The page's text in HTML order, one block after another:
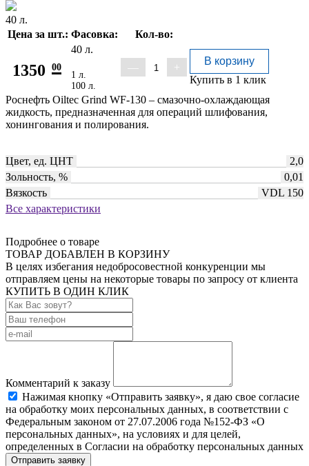
40 л.
Цена за шт.: Фасовка: Кол-во:
1350 00
40 л.
1 л.
100 л.
— +
В корзину
Купить в 1 клик
Роснефть Oiltec Grind WF-130 – смазочно-охлаждающая
жидкость, предназначенная для операций шлифования,
хонингования и полирования.
Цвет, ед. ЦНТ
2,0
Зольность, %
0,01
Вязкость
VDL 150
Все характеристики
Подробнее о товаре
ТОВАР ДОБАВЛЕН В КОРЗИНУ
В целях избегания недобросовестной конкуренции мы
отправляем цены на некоторые товары по запросу от клиента
КУПИТЬ В ОДИН КЛИК
Комментарий к заказу
Нажимая кнопку «Отправить заявку», я даю свое согласие
на обработку моих персональных данных, в соответствии с
Федеральным законом от 27.07.2006 года №152-ФЗ «О
персональных данных», на условиях и для целей,
определенных в Согласии на обработку персональных данных
Отправить заявку